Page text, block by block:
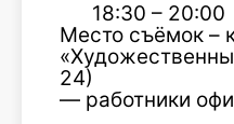
18:30 – 20:00
Место съёмок –
24)
— работники